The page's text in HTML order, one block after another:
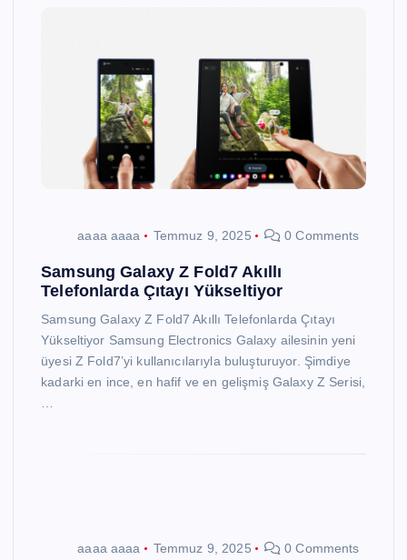
aaaa aaaa Temmuz 9, 2025 0 Comments
Samsung Galaxy Z Fold7 Akıllı
Telefonlarda Çıtayı Yükseltiyor
Samsung Galaxy Z Fold7 Akıllı Telefonlarda Çıtayı
Yükseltiyor Samsung Electronics Galaxy ailesinin yeni
üyesi Z Fold7’yi kullanıcılarıyla buluşturuyor. Şimdiye
kadarki en ince, en hafif ve en gelişmiş Galaxy Z Serisi,
aaaa aaaa Temmuz 9, 2025 0 Comments